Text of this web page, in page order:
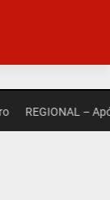
REGIONAL –